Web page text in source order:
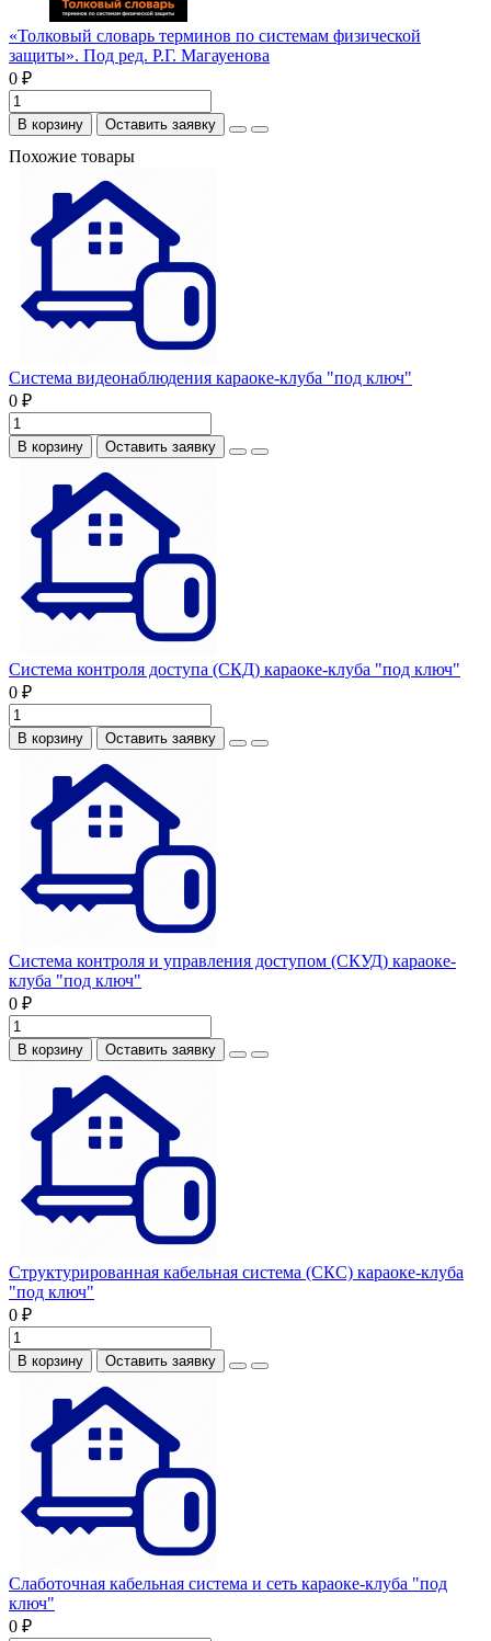
«Толковый словарь терминов по системам физической
защиты». Под ред. Р.Г. Магауенова
0 ₽
В корзину Оставить заявку
Похожие товары
Система видеонаблюдения караоке-клуба "под ключ"
0 ₽
В корзину Оставить заявку
Система контроля доступа (СКД) караоке-клуба "под ключ"
0 ₽
В корзину Оставить заявку
Система контроля и управления доступом (СКУД) караоке-
клуба "под ключ"
0 ₽
В корзину Оставить заявку
Структурированная кабельная система (СКС) караоке-клуба
"под ключ"
0 ₽
В корзину Оставить заявку
Слаботочная кабельная система и сеть караоке-клуба "под
ключ"
0 ₽